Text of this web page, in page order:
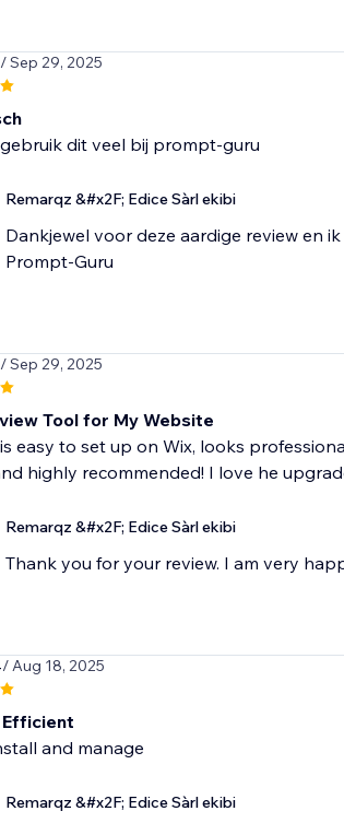
/ Sep 29, 2025
dit veel bij prompt-guru
Remarqz &#x2F; Edice Sàrl ekibi
Dankjewel voor deze aardige review en
Prompt-Guru
/ Sep 29, 2025
Tool for My Website
easy to set up on Wix, looks
highly recommended! I love he
Remarqz &#x2F; Edice Sàrl ekibi
Thank you for your review. I am very
/ Aug 18, 2025
Efficient
and manage
Remarqz &#x2F; Edice Sàrl ekibi